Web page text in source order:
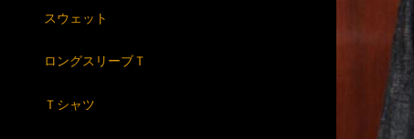
スウェット
ロングスリーブＴ
Ｔシャツ